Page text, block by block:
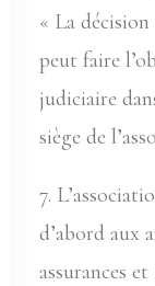
« La
peut faire
judiciaire
siège de
7.
d’abord aux
assurances